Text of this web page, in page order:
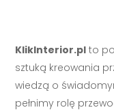
KlikInterior.pl to
sztuką kreowania
wiedzą o
pełnimy rolę